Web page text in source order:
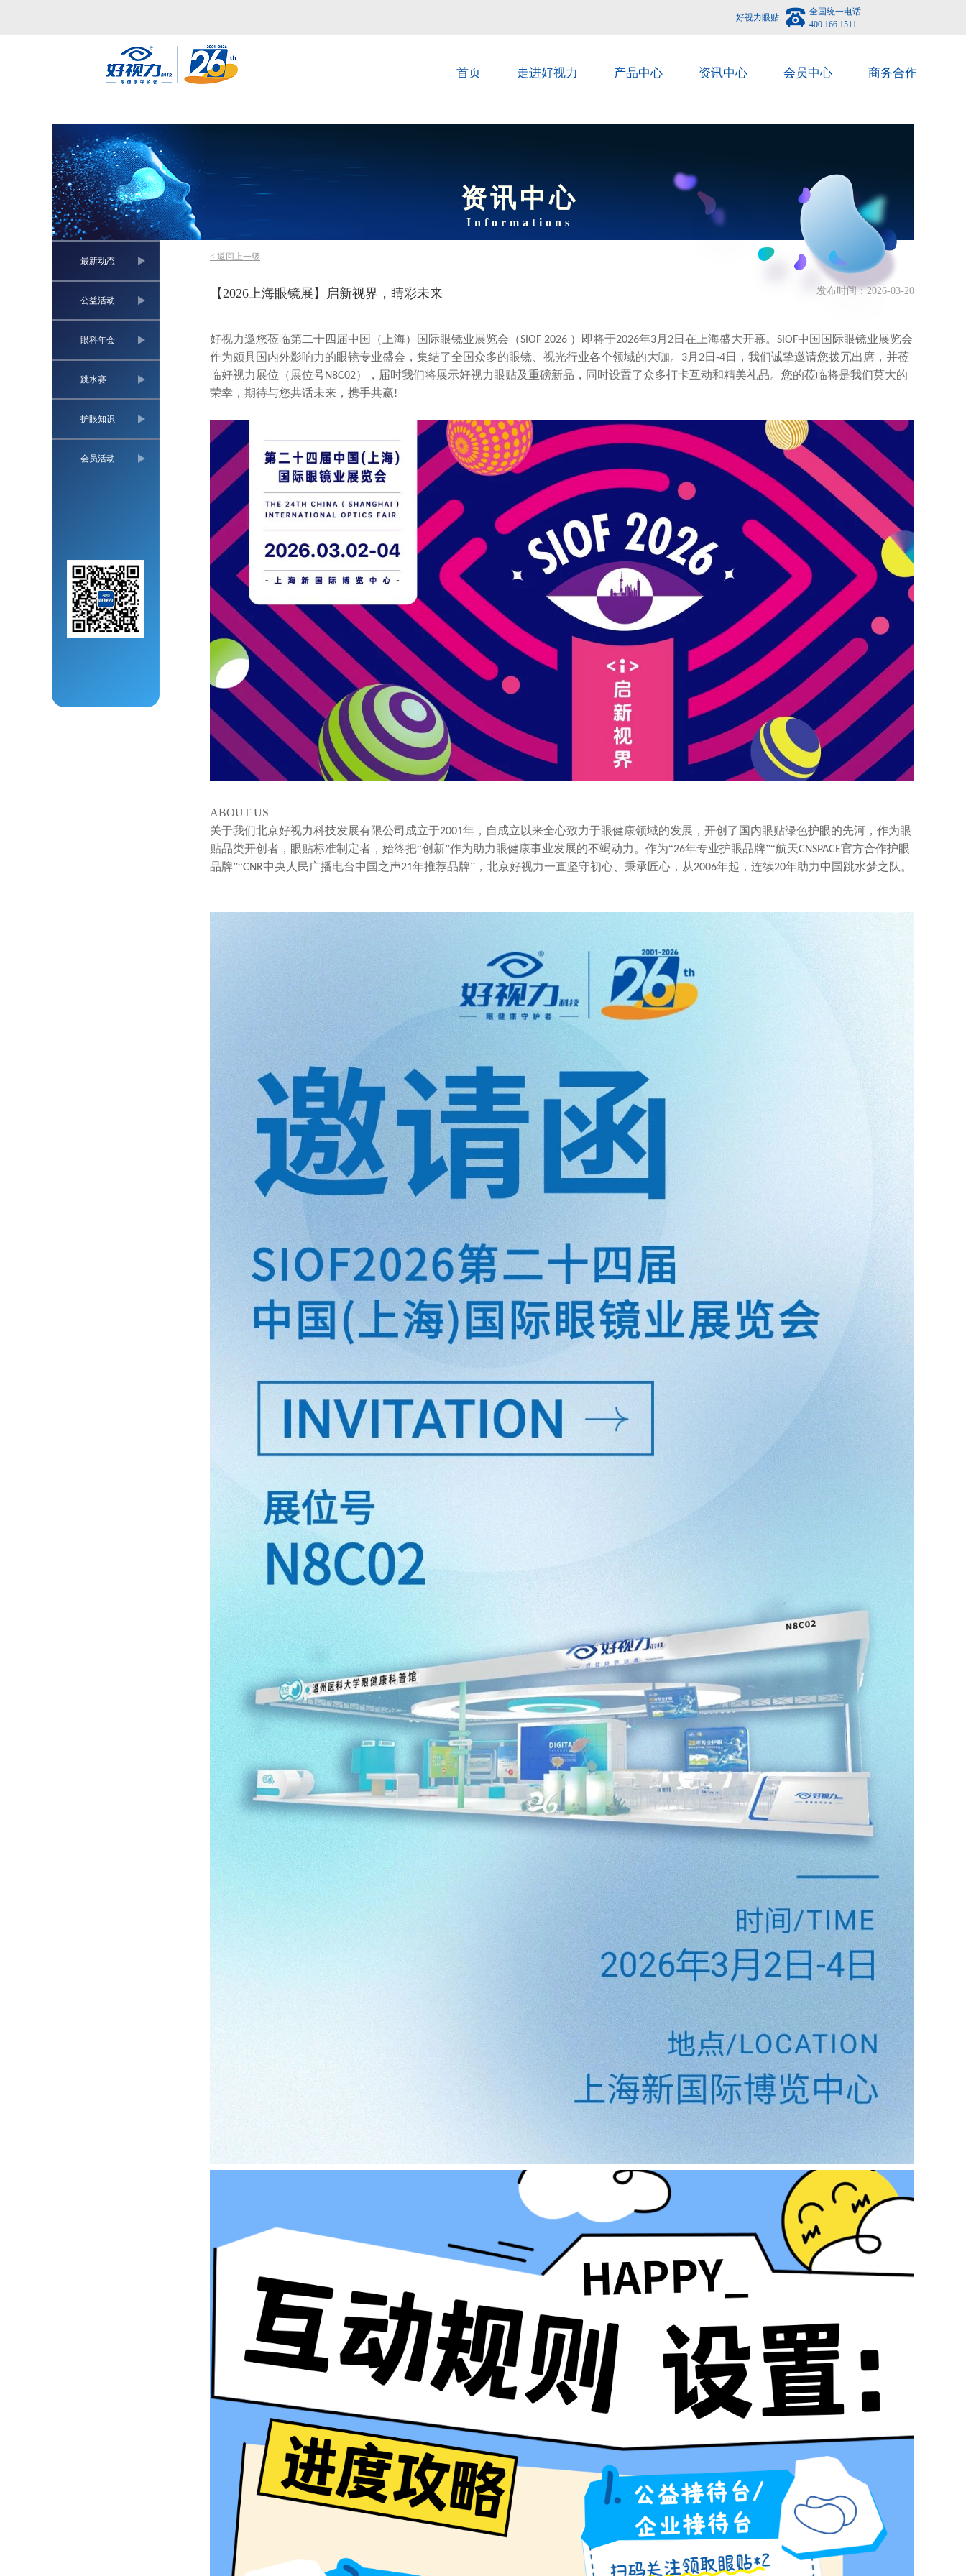
好视力眼贴
全国统一电话
400 166 1511
首页 走进好视力 产品中心 资讯中心 会员中心 商务合作
资讯中心
Informations
最新动态
公益活动
眼科年会
跳水赛
护眼知识
会员活动
< 返回上一级
【2026上海眼镜展】启新视界，睛彩未来 发布时间：2026-03-20
好视力邀您莅临第二十四届中国（上海）国际眼镜业展览会（SIOF 2026 ）即将于2026年3月 2日在上海盛大开幕。 SIOF中国国际眼镜业展览会
作为颇具国内外影响力的眼镜专业盛会，集结了全国众多的眼镜、视光行业各个领域的大咖。 3月 2日 -4日，我们诚挚邀请您拨冗出席，并莅
临好视力展位（展位号N8C02），届时我们将展示好视力眼贴及重磅新品，同时设置了众多打卡互动和精美礼品。您的莅临将是我们莫大的
荣幸，期待与您共话未来，携手共赢!
ABOUT US
关于我们北京好视力科技发展有限公司成立于2001年，自成立以来全心致力于眼健康领域的发展，开创了国内眼贴绿色护眼的先河，作为眼
贴品类开创者，眼贴标准制定者，始终把“创新”作为助力眼健康事业发展的不竭动力。作为“26年专业护眼品牌”“航天CNSPACE官方合作护眼
品牌”“CNR中央人民广播电台中国之声21年推荐品牌”，北京好视力一直坚守初心、秉承匠心，从2006年起，连续20年助力中国跳水梦之队。